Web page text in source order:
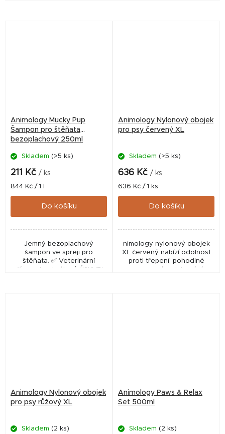
Animology Mucky Pup
Šampon pro štěňata
bezoplachový 250ml
Skladem (>5 ks)
211 Kč / ks
Měrná
cena:
844 Kč / 1 l
Do košíku
Jemný bezoplachový
šampon ve spreji pro
štěňata. ✅ Veterinární
přípravek schválený ÚSKVBL
Animology Nylonový obojek
pro psy červený XL
Skladem (>5 ks)
636 Kč / ks
Měrná
cena:
636 Kč / 1 ks
Do košíku
nimology nylonový obojek
XL červený nabízí odolnost
proti třepení, pohodlné
neoprenové polstrování a
Animology Nylonový obojek
pro psy růžový XL
Skladem (2 ks)
Animology Paws & Relax
Set 500ml
Skladem (2 ks)